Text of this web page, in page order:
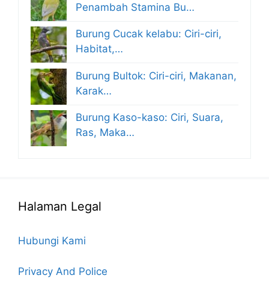
Penambah Stamina Bu…
Burung Cucak kelabu: Ciri-ciri,
Habitat,…
Burung Bultok: Ciri-ciri, Makanan,
Karak…
Burung Kaso-kaso: Ciri, Suara,
Ras, Maka…
Halaman Legal
Hubungi Kami
Privacy And Police